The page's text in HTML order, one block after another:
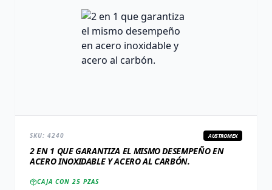
SKU: 4240 AUSTROMEX
2 EN 1 QUE GARANTIZA EL MISMO DESEMPEÑO EN
ACERO INOXIDABLE Y ACERO AL CARBÓN.
CAJA CON25 PZAS